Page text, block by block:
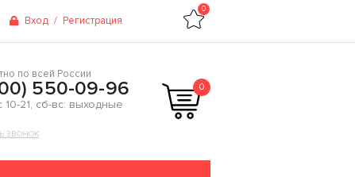
Вход / Регистрация
0
по всей России
550-09-96
10-21, сб-вс: выходные
ЗВОНОК
0